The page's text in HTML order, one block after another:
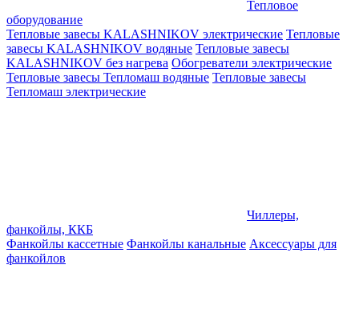
Тепловое
оборудование
Тепловые завесы KALASHNIKOV электрические Тепловые
завесы KALASHNIKOV водяные Тепловые завесы
KALASHNIKOV без нагрева Обогреватели электрические
Тепловые завесы Тепломаш водяные Тепловые завесы
Тепломаш электрические
Чиллеры,
фанкойлы, ККБ
Фанкойлы кассетные Фанкойлы канальные Аксессуары для
фанкойлов